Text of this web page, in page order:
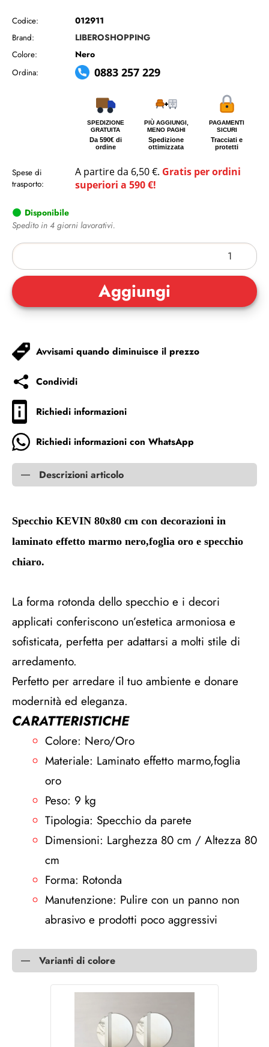
Codice: 012911
Brand: LIBEROSHOPPING
Colore: Nero
Ordina: 0883 257 229
SPEDIZIONE
GRATUITA
Da 590€ di
ordine
PIÙ AGGIUNGI,
MENO PAGHI
Spedizione
ottimizzata
PAGAMENTI
SICURI
Tracciati e
protetti
Spese di
trasporto:
A partire da 6,50 €. Gratis per ordini
superiori a 590 €!
Disponibile
Spedito in 4 giorni lavorativi.
Avvisami quando diminuisce il prezzo
Condividi
Richiedi informazioni
Richiedi informazioni con WhatsApp
Descrizioni articolo
Specchio KEVIN 80x80 cm con decorazioni in
laminato effetto marmo nero,foglia oro e specchio
chiaro.
La forma rotonda dello specchio e i decori
applicati conferiscono un’estetica armoniosa e
sofisticata, perfetta per adattarsi a molti stile di
arredamento.
Perfetto per arredare il tuo ambiente e donare
modernità ed eleganza.
CARATTERISTICHE
Colore: Nero/Oro
Materiale: Laminato effetto marmo,foglia
oro
Peso: 9 kg
Tipologia: Specchio da parete
Dimensioni: Larghezza 80 cm / Altezza 80
cm
Forma: Rotonda
Manutenzione: Pulire con un panno non
abrasivo e prodotti poco aggressivi
Varianti di colore